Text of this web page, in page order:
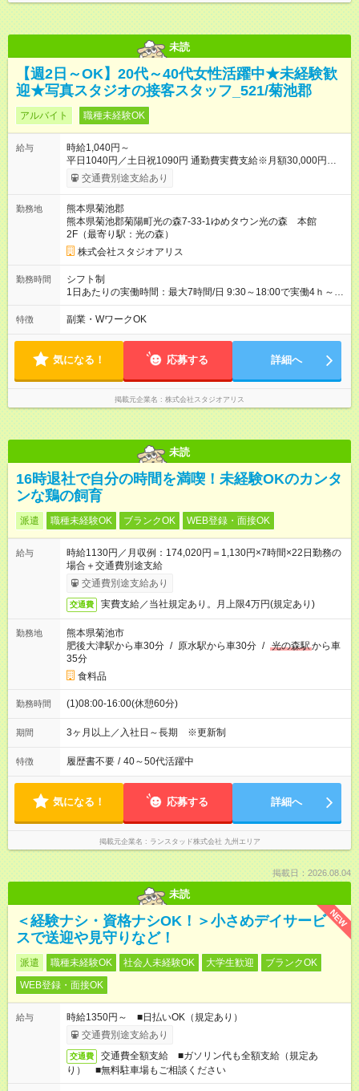
未読
【週2日～OK】20代～40代女性活躍中★未経験歓
迎★写真スタジオの接客スタッフ_521/菊池郡
アルバイト 職種未経験OK
給与
時給1,040円～
平日1040円／土日祝1090円 通勤費実費支給※月額30,000円まで
■弊社の準社員へステップアップすると時給30円UP!!■ 準社員
とは… ・開店又は閉店作業が可能な方で1週間で24時間以上
格し、社内資格を有すると時給100円以上アップ！～ 【試用期
間】試用期間あり 試用期間の長さ：3ヶ月 雇用形態、給与は本
採用時と同じです。
交通費別途支給あり
勤務地
熊本県菊池郡
熊本県菊池郡菊陽町光の森7-33-1ゆめタウン光の森 本館
2F（最寄り駅：光の森）
株式会社スタジオアリス
勤務時間
シフト制
1日あたりの実働時間：最大7時間/日 9:30～18:00で実働4ｈ～ ◆
週2日～・1日4ｈ～OK ◆土日祝勤務できる方歓迎
特徴 副業・WワークOK
気になる！ 応募する 詳細へ
掲載元企業名 株式会社スタジオアリス
未読
16時退社で自分の時間を満喫！未経験OKのカンタ
ンな鶏の飼育
派遣 職種未経験OK ブランクOK WEB登録・面接OK
給与
時給1130円／月収例：174,020円＝1,130円×7時間×22日勤務の
場合＋交通費別途支給
交通費別途支給あり
交通費 実費支給／当社規定あり。月上限4万円(規定あり)
勤務地
熊本県菊池市
肥後大津駅から車30分 / 原水駅から車30分 / 光の森駅から車
35分
食料品
勤務時間 (1)08:00-16:00(休憩60分)
期間 3ヶ月以上／入社日～長期 ※更新制
特徴 履歴書不要 / 40～50代活躍中
気になる！ 応募する 詳細へ
掲載元企業名 ランスタッド株式会社 九州エリア
掲載日：2026.08.04
未読
NEW
＜経験ナシ・資格ナシOK！＞小さめデイサービ
スで送迎や見守りなど！
派遣 職種未経験OK 社会人未経験OK 大学生歓迎
ブランクOK
WEB登録・面接OK
給与
時給1350円～ ■日払いOK（規定あり）
交通費別途支給あり
交通費
交通費全額支給 ■ガソリン代も全額支給（規定あ
り） ■無料駐車場もご相談ください